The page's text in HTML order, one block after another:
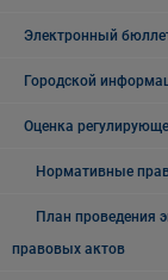
Электронный
Городской
Оценка
Нормативные
План проведения
правовых актов